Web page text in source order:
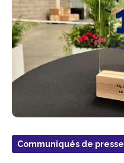
Communiqués de presse